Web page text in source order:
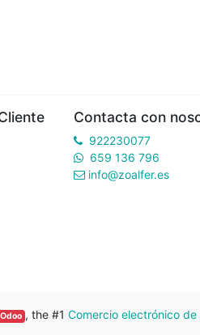
Contacta con
922230077
659 136 796
info@zoalfer.es
Odoo , the #1 Comercio electrónico